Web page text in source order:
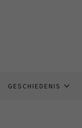
GESCHIEDENIS